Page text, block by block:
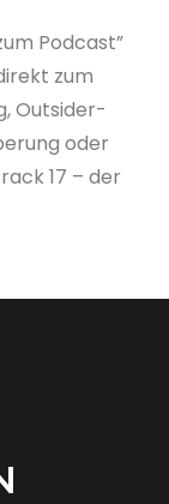
Podcast”
zum
Outsider-
oder
17 – der